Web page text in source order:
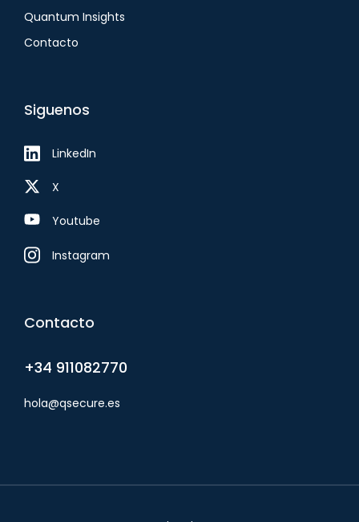
Quantum Insights
Contacto
Siguenos
LinkedIn
X
Youtube
Instagram
Contacto
+34 911082770
hola@qsecure.es